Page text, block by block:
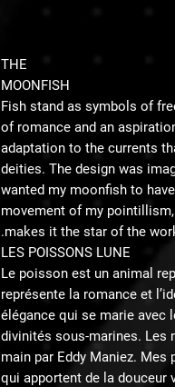
THE
MOONFISH
Fish stand as symbols of
of romance and an
adaptation to the currents
deities. The design was
wanted my moonfish to
movement of my
makes it the star of the
LES POISSONS LUNE
Le poisson est un animal
représente la romance et
élégance qui se marie avec
divinités sous-marines. Les
main par Eddy Maniez.
qui apportent de la douceur